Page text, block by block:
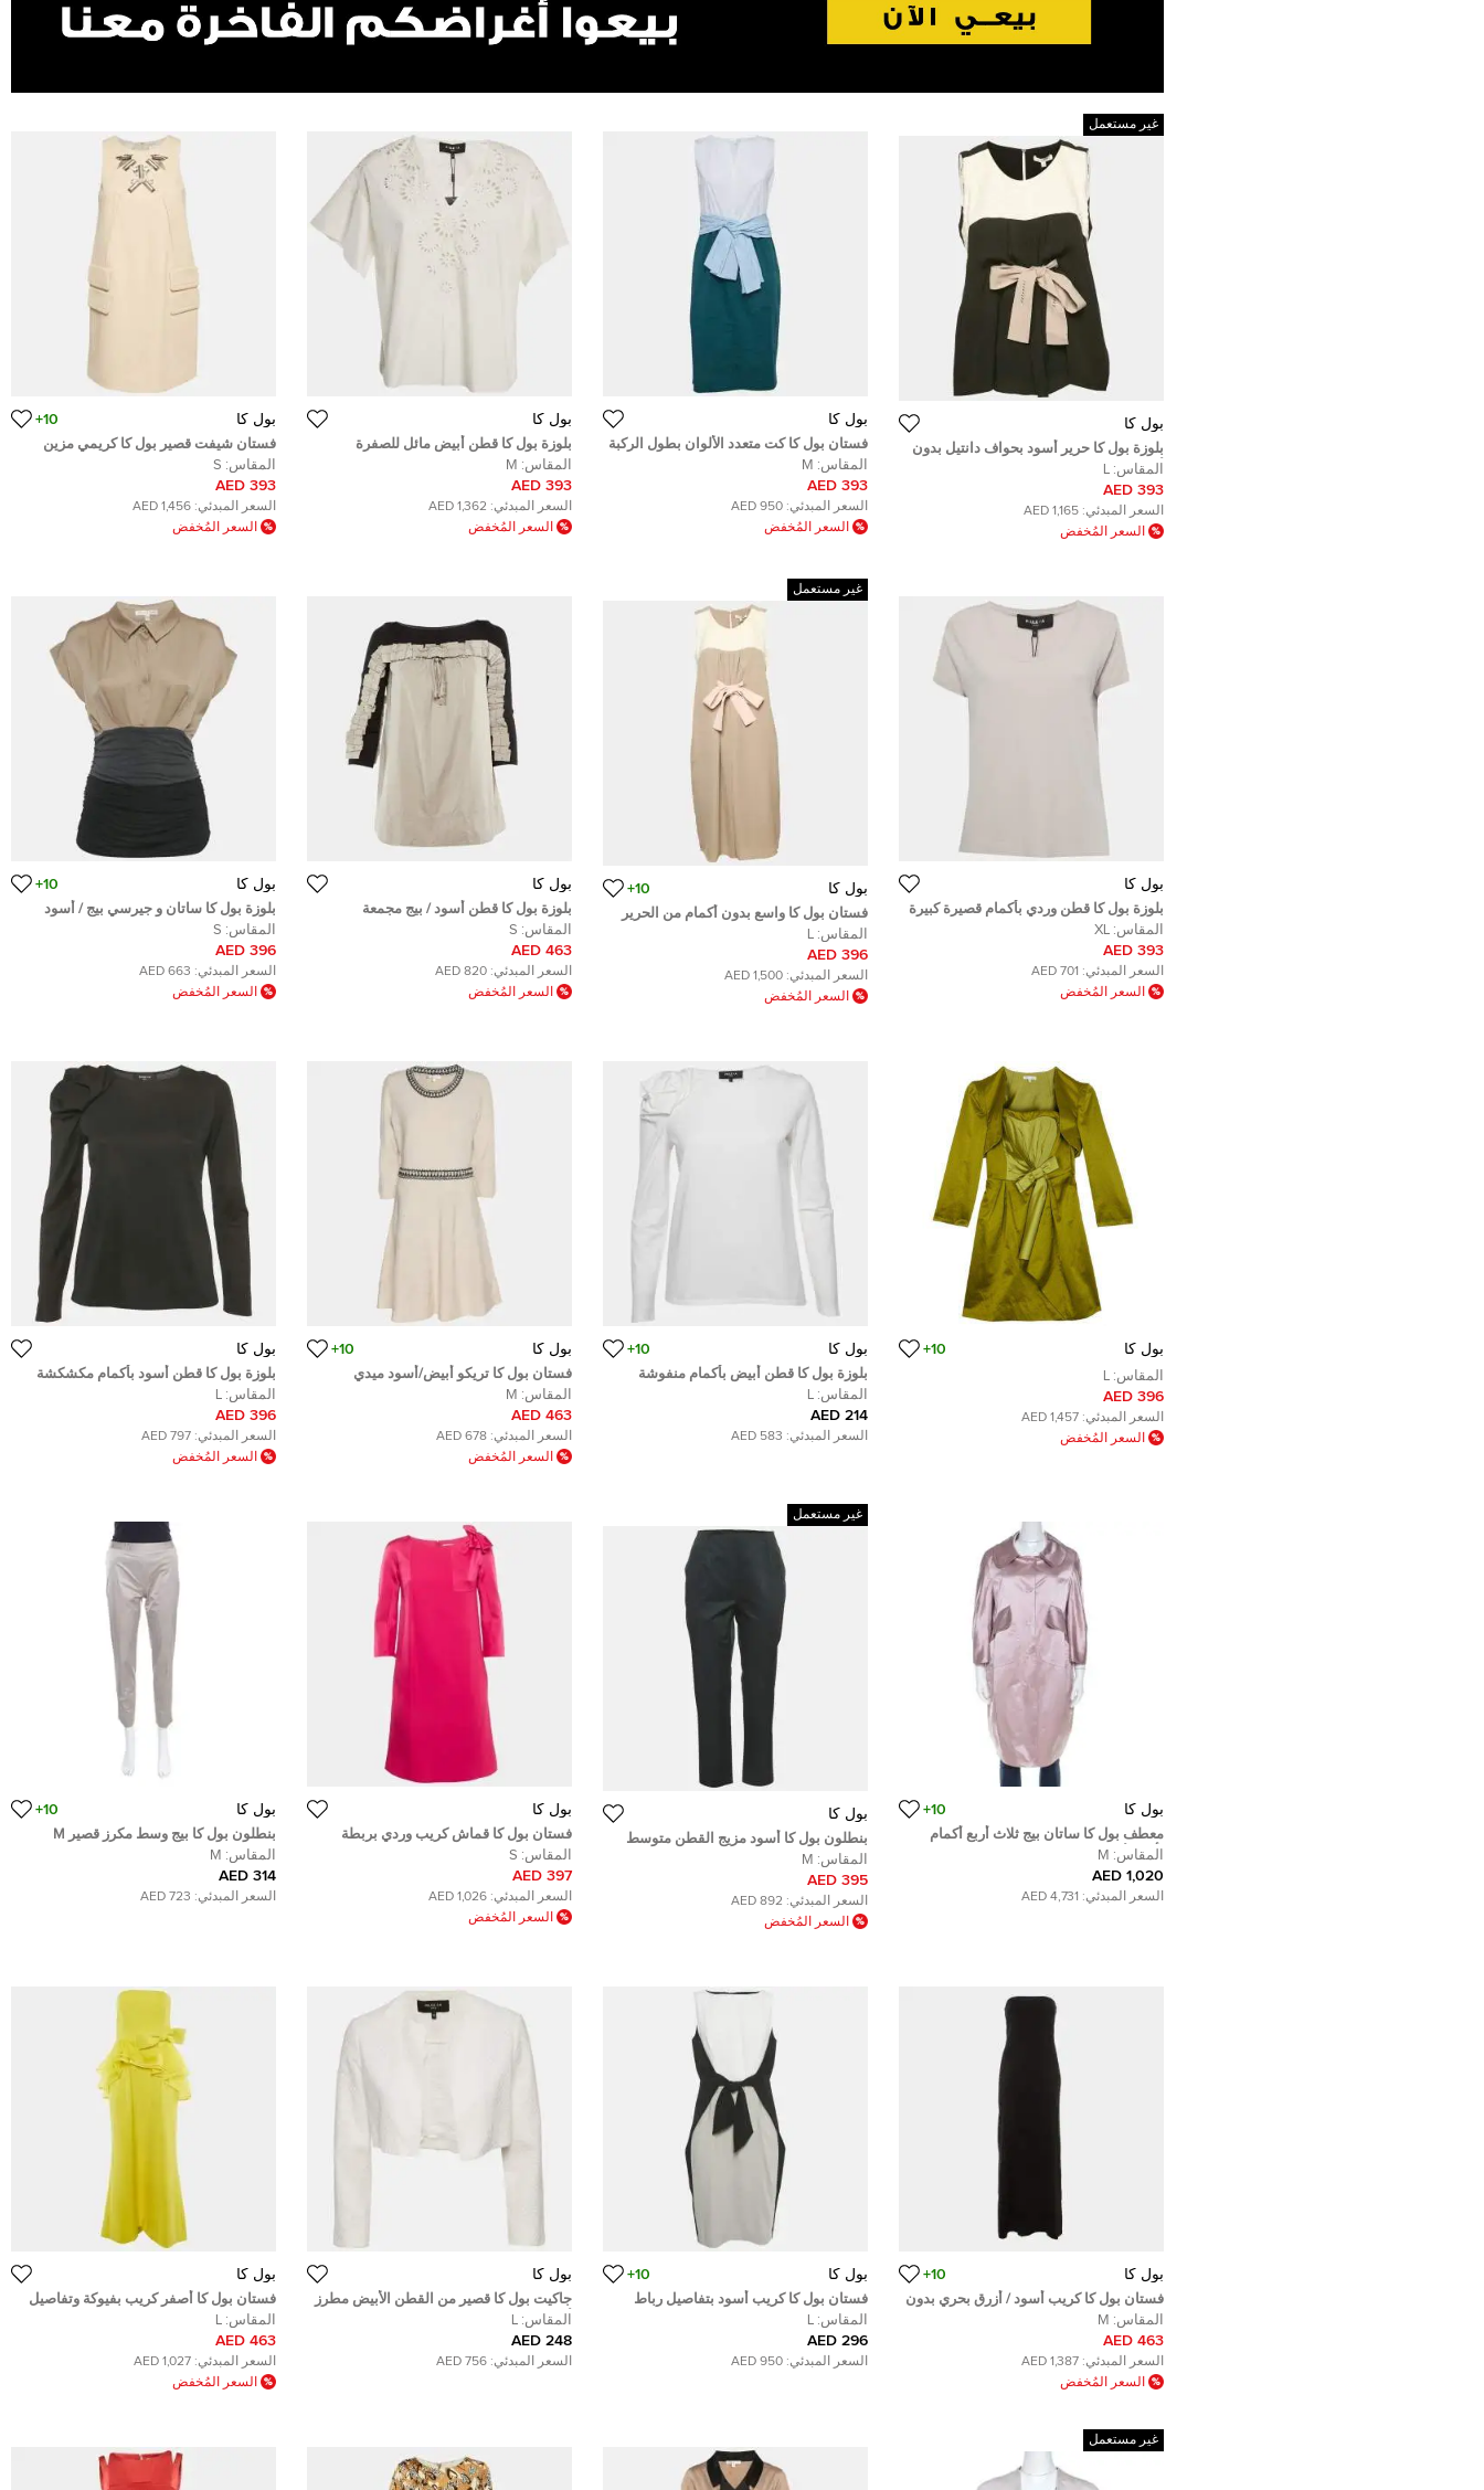
غير مستعمل
بول كا
بلوزة بول كا حرير أسود بحواف دانتيل بدون
أكمام كبيرة
المقاس: L
393 AED
السعر المبدئي: 1,165 AED
السعر المُخفض
بول كا
فستان بول كا كت متعدد الألوان بطول الركبة
لون-بلوك صناعي متوسط الحجم
المقاس: M
393 AED
السعر المبدئي: 950 AED
السعر المُخفض
بول كا
بلوزة بول كا قطن أبيض مائل للصفرة
بتطريز زهور ميديم
المقاس: M
393 AED
السعر المبدئي: 1,362 AED
السعر المُخفض
بول كا 10+
فستان شيفت قصير بول كا كريمي مزين
بالمعدن كريب مطاطي صغير
المقاس: S
393 AED
السعر المبدئي: 1,456 AED
السعر المُخفض
بول كا
بلوزة بول كا قطن وردي بأكمام قصيرة كبيرة
جدًا
المقاس: XL
393 AED
السعر المبدئي: 701 AED
السعر المُخفض
غير مستعمل
بول كا 10+
فستان بول كا واسع بدون أكمام من الحرير
باللون الرمادي وتزيين دانتيل كبير الحجم
المقاس: L
396 AED
السعر المبدئي: 1,500 AED
السعر المُخفض
بول كا
بلوزة بول كا قطن أسود / بيج مجمعة
التفاصيل صغيرة
المقاس: S
463 AED
السعر المبدئي: 820 AED
السعر المُخفض
بول كا 10+
بلوزة بول كا ساتان و جيرسي بيج / أسود
مجمعة صغيرة
المقاس: S
396 AED
السعر المبدئي: 663 AED
السعر المُخفض
بول كا 10+
المقاس: L
396 AED
السعر المبدئي: 1,457 AED
السعر المُخفض
بول كا 10+
بلوزة بول كا قطن أبيض بأكمام منفوشة
كبيرة
المقاس: L
214 AED
السعر المبدئي: 583 AED
بول كا 10+
فستان بول كا تريكو أبيض/أسود ميدي
متوسط
المقاس: M
463 AED
السعر المبدئي: 678 AED
السعر المُخفض
بول كا
بلوزة بول كا قطن أسود بأكمام مكشكشة
كبيرة
المقاس: L
396 AED
السعر المبدئي: 797 AED
السعر المُخفض
بول كا 10+
معطف بول كا ساتان بيج ثلاث أربع أكمام
بأزرار أمامية M
المقاس: M
1,020 AED
السعر المبدئي: 4,731 AED
غير مستعمل
بول كا
بنطلون بول كا أسود مزيج القطن متوسط
المقاس: M
395 AED
السعر المبدئي: 892 AED
السعر المُخفض
بول كا
فستان بول كا قماش كريب وردي بربطة
صغيرة قصير بنمط شفت
المقاس: S
397 AED
السعر المبدئي: 1,026 AED
السعر المُخفض
بول كا 10+
بنطلون بول كا بيج وسط مكرز قصير M
المقاس: M
314 AED
السعر المبدئي: 723 AED
بول كا 10+
فستان بول كا كريب أسود / أزرق بحري بدون
حمالات بتفاصيل قوس ماكسي متوسط
المقاس: M
463 AED
السعر المبدئي: 1,387 AED
السعر المُخفض
بول كا 10+
فستان بول كا كريب أسود بتفاصيل رباط
بحجم كبير
المقاس: L
296 AED
السعر المبدئي: 950 AED
بول كا
جاكيت بول كا قصير من القطن الأبيض مطرز
أنجليزي بحجم كبير
المقاس: L
248 AED
السعر المبدئي: 756 AED
بول كا
فستان بول كا أصفر كريب بفيوكة وتفاصيل
كشكش غير متناسقة بدون حمالات طويل
كبير
المقاس: L
463 AED
السعر المبدئي: 1,027 AED
السعر المُخفض
غير مستعمل